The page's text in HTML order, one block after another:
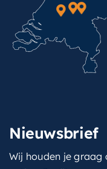
Nieuwsbrief
Wij houden je